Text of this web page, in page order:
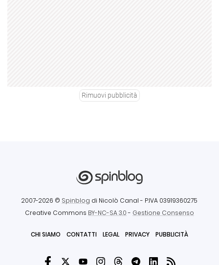
Rimuovi pubblicità
2007-2026 © Spinblog di Nicolò Canal - P.IVA 03919360275
Creative Commons BY-NC-SA 3.0- Gestione Consenso
CHI SIAMO CONTATTI LEGAL PRIVACY PUBBLICITÀ